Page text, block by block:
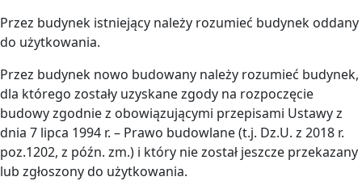
Przez budynek istniejący należy rozumieć budynek oddany
do użytkowania.
Przez budynek nowo budowany należy rozumieć budynek,
dla którego zostały uzyskane zgody na rozpoczęcie
budowy zgodnie z obowiązującymi przepisami Ustawy z
dnia 7 lipca 1994 r. – Prawo budowlane (t.j. Dz.U. z 2018 r.
poz.1202, z późn. zm.) i który nie został jeszcze przekazany
lub zgłoszony do użytkowania.